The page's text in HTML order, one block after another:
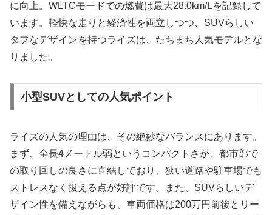
に向上。WLTCモードでの燃費は最大28.0km/Lを記録して
います。軽快な走りと経済性を両立しつつ、SUVらしい
タフなデザインを持つライズは、たちまち人気モデルとな
りました。
小型SUVとしての人気ポイント
ライズの人気の理由は、その絶妙なバランスにあります。
まず、全長4メートル弱というコンパクトさが、都市部で
の取り回しの良さに直結しており、狭い道路や駐車場でも
ストレスなく扱える点が好評です。また、SUVらしいデ
ザイン性を備えながらも、車両価格は200万円前後とリー